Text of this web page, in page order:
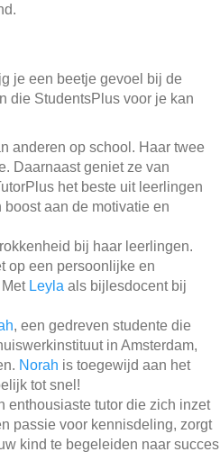
je een beetje gevoel bij de
die StudentsPlus voor je kan
anderen op school. Haar twee
Daarnaast geniet ze van
het beste uit leerlingen
aan de motivatie en
bij haar leerlingen.
op een persoonlijke en
Leyla als bijlesdocent bij
, een gedreven studente die
in Amsterdam,
Norah is toegewijd aan het
tot snel!
enthousiaste tutor die zich inzet
passie voor kennisdeling, zorgt
kind te begeleiden naar succes